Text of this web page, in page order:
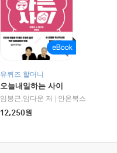
유퀴즈 할머니
오늘내일하는 사이
임봉근,임다운 저
안온북스
12,250원